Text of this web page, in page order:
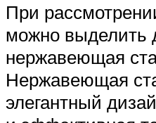
При
можно выделить
нержавеющая
Нержавеющая
элегантный